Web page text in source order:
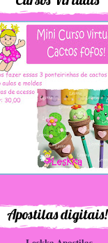
Apostilas digitais!